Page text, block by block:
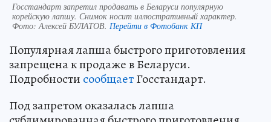
Госстандарт запретил продавать в Беларуси популярную
корейскую лапшу. Снимок носит иллюстративный характер.
Фото:Алексей БУЛАТОВ. Перейти в Фотобанк КП
Популярная лапша быстрого приготовления
запрещена к продаже в Беларуси.
Подробности сообщаетГосстандарт.
Под запретом оказалась лапша